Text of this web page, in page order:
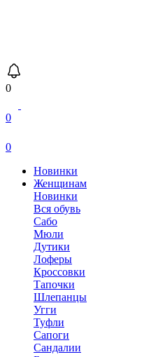
0
0
0
Новинки
Женщинам
Новинки
Вся обувь
Сабо
Мюли
Дутики
Лоферы
Кроссовки
Тапочки
Шлепанцы
Угги
Туфли
Сапоги
Сандалии